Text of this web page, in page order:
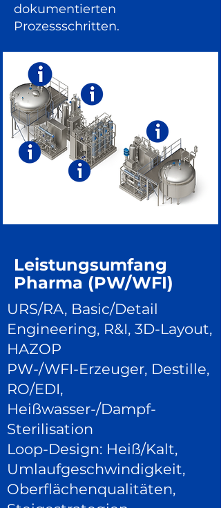
dokumentierten
Prozessschritten.
Leistungsumfang
Pharma (PW/WFI)
URS/RA, Basic/Detail
Engineering, R&I, 3D-Layout,
HAZOP
PW-/WFI-Erzeuger, Destille,
RO/EDI,
Heißwasser-/Dampf-
Sterilisation
Loop-Design: Heiß/Kalt,
Umlaufgeschwindigkeit,
Oberflächenqualitäten,